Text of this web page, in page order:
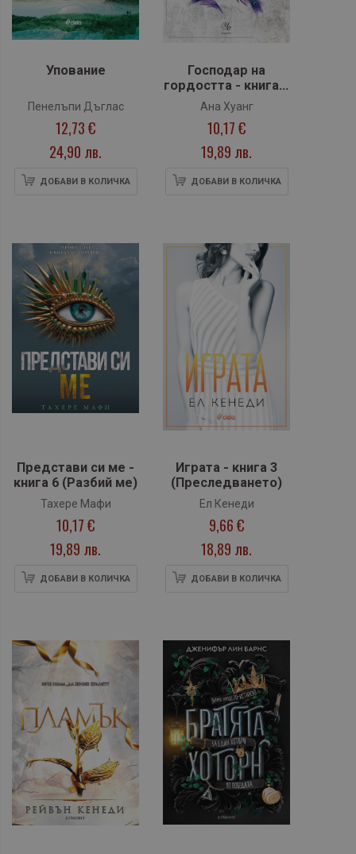
Упование
Пенелъпи Дъглас
12,73 €
24,90 лв.
ДОБАВИ В КОЛИЧКА
Господар на
гордостта - книга 2
(Господари на
греха)
Ана Хуанг
10,17 €
19,89 лв.
ДОБАВИ В КОЛИЧКА
Представи си ме -
книга 6 (Разбий ме)
Тахере Мафи
10,17 €
19,89 лв.
ДОБАВИ В КОЛИЧКА
Играта - книга 3
(Преследването)
Ел Кенеди
9,66 €
18,89 лв.
ДОБАВИ В КОЛИЧКА